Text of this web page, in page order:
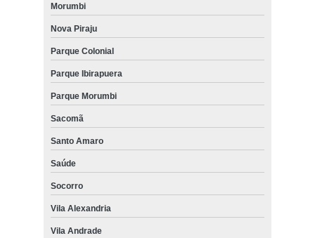
Morumbi
Nova Piraju
Parque Colonial
Parque Ibirapuera
Parque Morumbi
Sacomã
Santo Amaro
Saúde
Socorro
Vila Alexandria
Vila Andrade